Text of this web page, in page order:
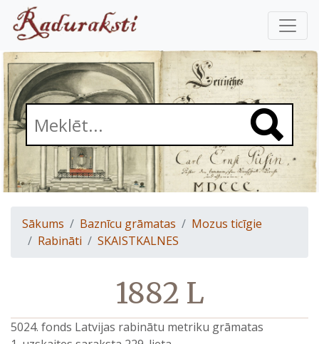
Sākums Baznīcu grāmatas
Mozus ticīgie
Rabināti
SKAISTKALNES
1882 L
5024. fonds Latvijas rabinātu metriku grāmatas